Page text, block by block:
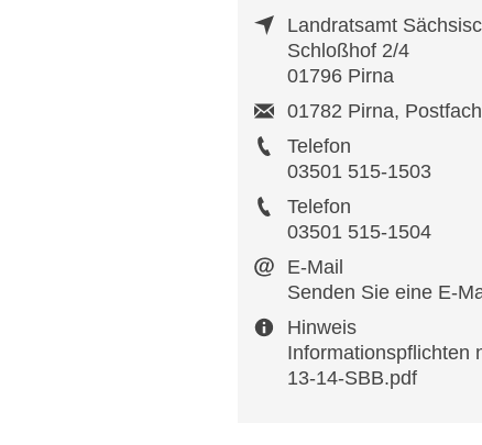
Landratsamt
Schloßhof 2/4
01796 Pirna
01782 Pirna,
Telefon
03501 515-1503
Telefon
03501 515-1504
E-Mail
Senden Sie eine E-
Hinweis
Informationspflichten
13-14-SBB.pdf